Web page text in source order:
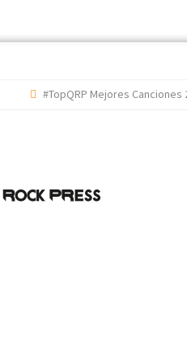
#TopQRP Mejores Canciones 2022